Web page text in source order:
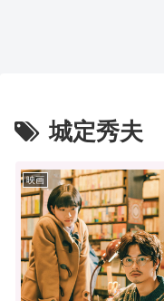
城定秀夫
映画